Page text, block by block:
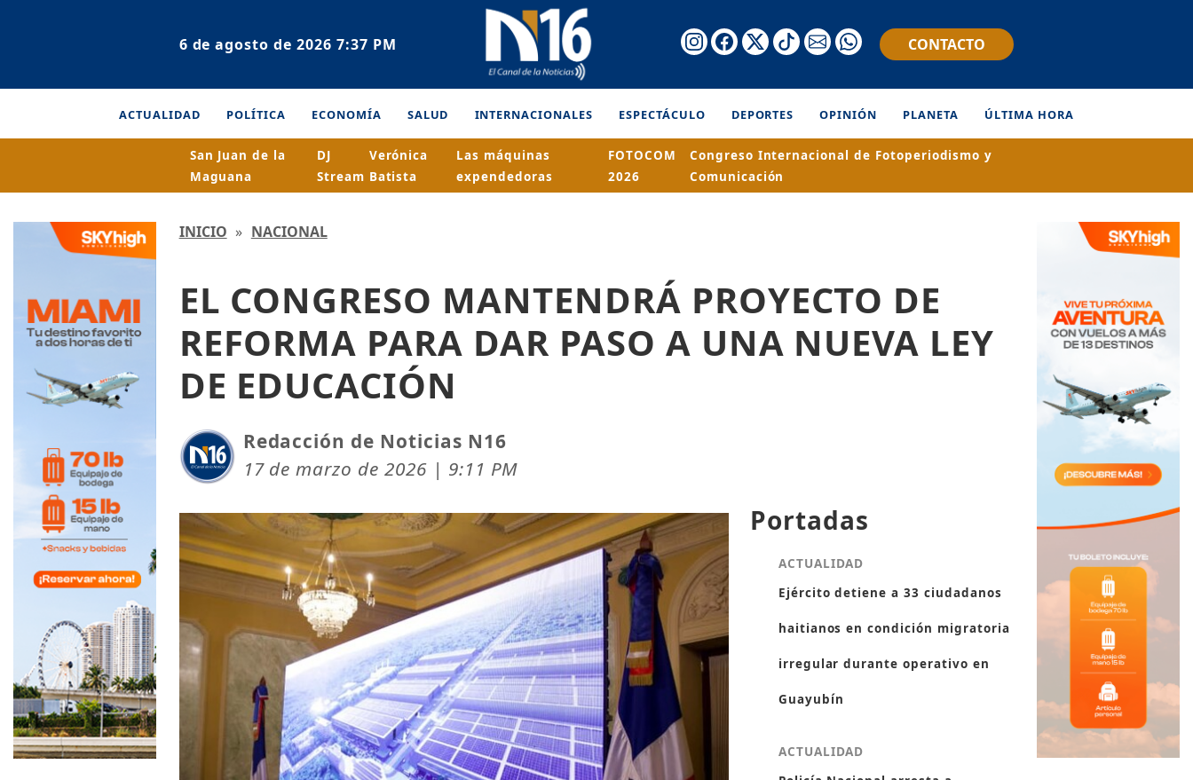
6 de agosto de 2026 7:37 PM CONTACTO
ACTUALIDAD POLÍTICA ECONOMÍA SALUD INTERNACIONALES ESPECTÁCULO DEPORTES OPINIÓN PLANETA ÚLTIMA HORA
San Juan de la
Maguana
DJ
Stream
Verónica
Batista
Las máquinas
expendedoras
FOTOCOM
2026
Congreso Internacional de Fotoperiodismo y
Comunicación
INICIO » NACIONAL
EL CONGRESO MANTENDRÁ PROYECTO DE
REFORMA PARA DAR PASO A UNA NUEVA LEY
DE EDUCACIÓN
Redacción de Noticias N16
17 de marzo de 2026 | 9:11 PM
Portadas
ACTUALIDAD
Ejército detiene a 33 ciudadanos
haitianos en condición migratoria
irregular durante operativo en
Guayubín
ACTUALIDAD